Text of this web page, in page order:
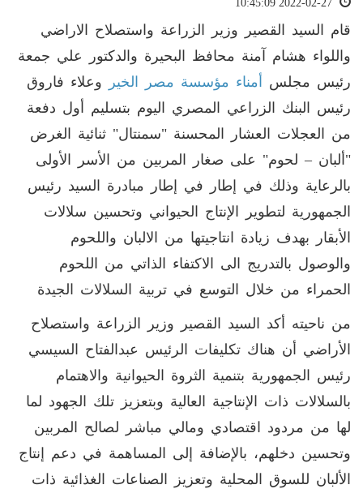
قام السيد القصير وزير الزراعة واستصلاح الاراضي
واللواء هشام آمنة محافظ البحيرة والدكتور علي جمعة
رئيس مجلس أمناء مؤسسة مصر الخير
وعلاء فاروق
رئيس البنك الزراعي المصري اليوم بتسليم أول دفعة
من العجلات العشار المحسنة "سمنتال" ثنائية الغرض
"ألبان – لحوم" على صغار المربين من الأسر الأولى
بالرعاية وذلك في إطار في إطار مبادرة السيد رئيس
الجمهورية لتطوير الإنتاج الحيواني وتحسين سلالات
الأبقار بهدف زيادة انتاجيتها من الالبان واللحوم
والوصول بالتدريج الى الاكتفاء الذاتي من اللحوم
الحمراء من خلال التوسع في تربية السلالات الجيدة
من ناحيته أكد السيد القصير وزير الزراعة واستصلاح
الأراضي أن هناك تكليفات الرئيس عبدالفتاح السيسي
رئيس الجمهورية بتنمية الثروة الحيوانية والاهتمام
بالسلالات ذات الإنتاجية العالية وبتعزيز تلك الجهود لما
لها من مردود اقتصادي ومالي مباشر لصالح المربين
وتحسين دخلهم، بالإضافة إلى المساهمة في دعم إنتاج
الألبان للسوق المحلية وتعزيز الصناعات الغذائية ذات